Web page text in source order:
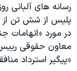
آرشیو پخش زنده
مجموعه مستندهای
تریبونال مردمی آبان ۹۸
دادگاه حمید نوری
چهل سال
پلیس از شش تن از
در مورد «اتهامات
معاون حقوقی
«پیگیر استرداد